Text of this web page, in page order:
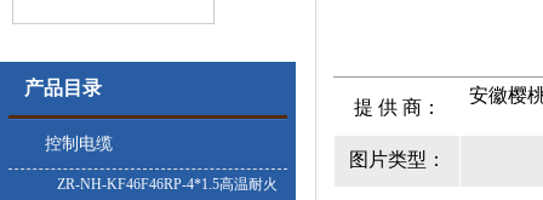
产品目录
控制电缆
ZR-NH-KF46F46RP-4*1.5高温耐火
提 供 商：
安徽樱
图片类型：